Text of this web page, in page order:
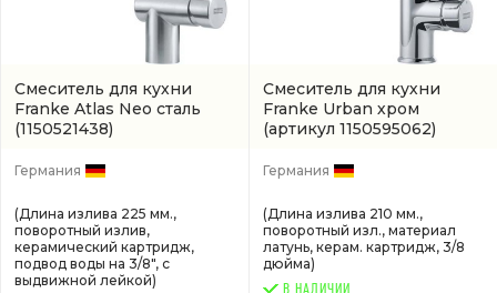
Смеситель для кухни
Franke Atlas Neo сталь
(1150521438)
Германия
(Длина излива 225 мм.,
поворотный излив,
керамический картридж,
подвод воды на 3/8", с
выдвижной лейкой)
Смеситель для кухни
Franke Urban хром
(артикул 1150595062)
Германия
(Длина излива 210 мм.,
поворотный изл., материал
латунь, керам. картридж, 3/8
дюйма)